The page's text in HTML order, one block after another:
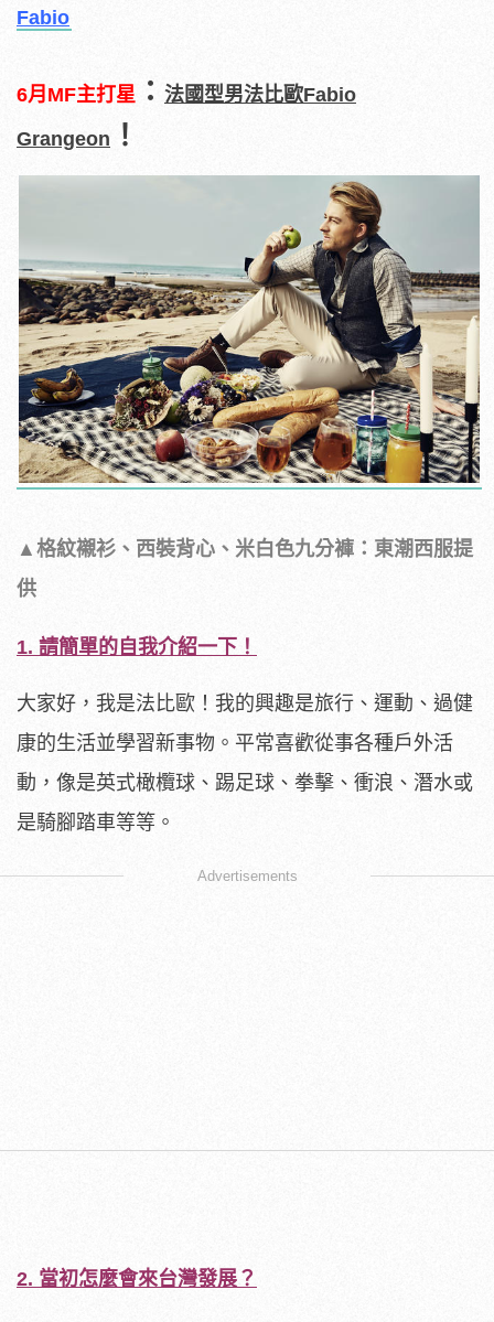
Fabio
6月 MF主打星 ： 法國型男法比歐Fabio
Grangeon ！
▲格紋襯衫、西裝背心、米白色九分褲：東潮西服提
供
1. 請簡單的自我介紹一下！
大家好，我是法比歐！我的興趣是旅行、運動、過健
康的生活並學習新事物。平常喜歡從事各種戶外活
動，像是英式橄欖球、踢足球、拳擊、衝浪、潛水或
是騎腳踏車等等。
Advertisements
2. 當初怎麼會來台灣發展？